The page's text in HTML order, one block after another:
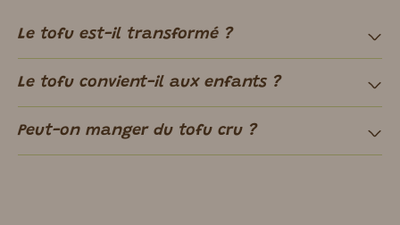
Le tofu est-il transformé ?
Le tofu convient-il aux enfants ?
Peut-on manger du tofu cru ?